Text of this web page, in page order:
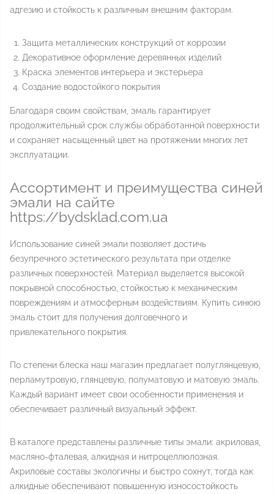
адгезию и стойкость к различным внешним факторам.
Защита металлических конструкций от коррозии
Декоративное оформление деревянных изделий
Краска элементов интерьера и экстерьера
Создание водостойкого покрытия
Благодаря своим свойствам, эмаль гарантирует
продолжительный срок службы обработанной поверхности
и сохраняет насыщенный цвет на протяжении многих лет
эксплуатации.
Ассортимент и преимущества синей
эмали на сайте
https://bydsklad.com.ua
Использование синей эмали позволяет достичь
безупречного эстетического результата при отделке
различных поверхностей. Материал выделяется высокой
покрывной способностью, стойкостью к механическим
повреждениям и атмосферным воздействиям. Купить синюю
эмаль стоит для получения долговечного и
привлекательного покрытия.
По степени блеска наш магазин предлагает полуглянцевую,
перламутровую, глянцевую, полуматовую и матовую эмаль.
Каждый вариант имеет свои особенности применения и
обеспечивает различный визуальный эффект.
В каталоге представлены различные типы эмали: акриловая,
масляно-фталевая, алкидная и нитроцеллюлозная.
Акриловые составы экологичны и быстро сохнут, тогда как
алкидные обеспечивают повышенную износостойкость